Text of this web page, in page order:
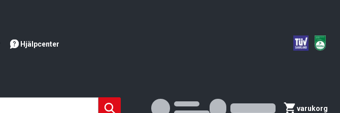
Hjälpcenter
varukorg